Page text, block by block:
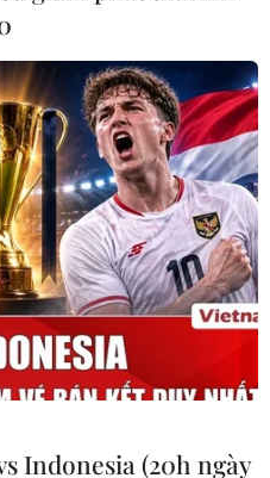
Cup tăng giá nhờ
kết
dạo qua các con phố
Mã, Hàng Gai, Lương
bán đồ cổ vũ cho đội
lên "như nấm".
Indonesia (20h ngày